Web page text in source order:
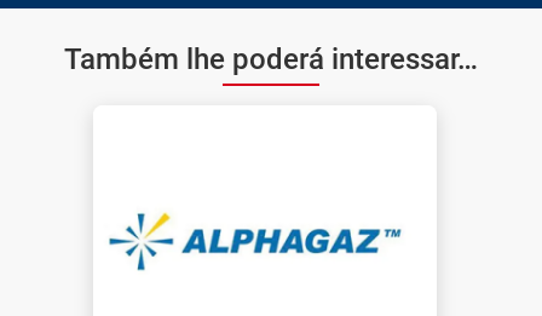
Também lhe poderá interessar…